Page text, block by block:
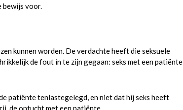
bewijs voor.
kunnen worden. De verdachte heeft die seksuele
de fout in te zijn gegaan: seks met een patiënte
patiënte tenlastegelegd, en niet dat hij seks heeft
de ontucht met een patiënte.